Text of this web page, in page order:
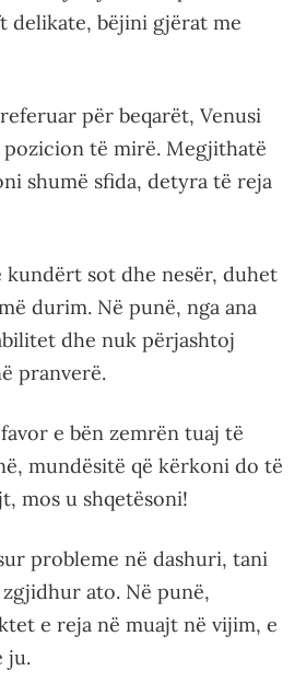
delikate, bëjini gjërat me
për beqarët, Venusi
pozicion të mirë. Megjithatë
shumë sfida, detyra të reja
kundërt sot dhe nesër, duhet
durim. Në punë, nga ana
dhe nuk përjashtoj
pranverë.
e bën zemrën tuaj të
mundësitë që kërkoni do të
mos u shqetësoni!
probleme në dashuri, tani
ato. Në punë,
e reja në muajt në vijim, e
ju.